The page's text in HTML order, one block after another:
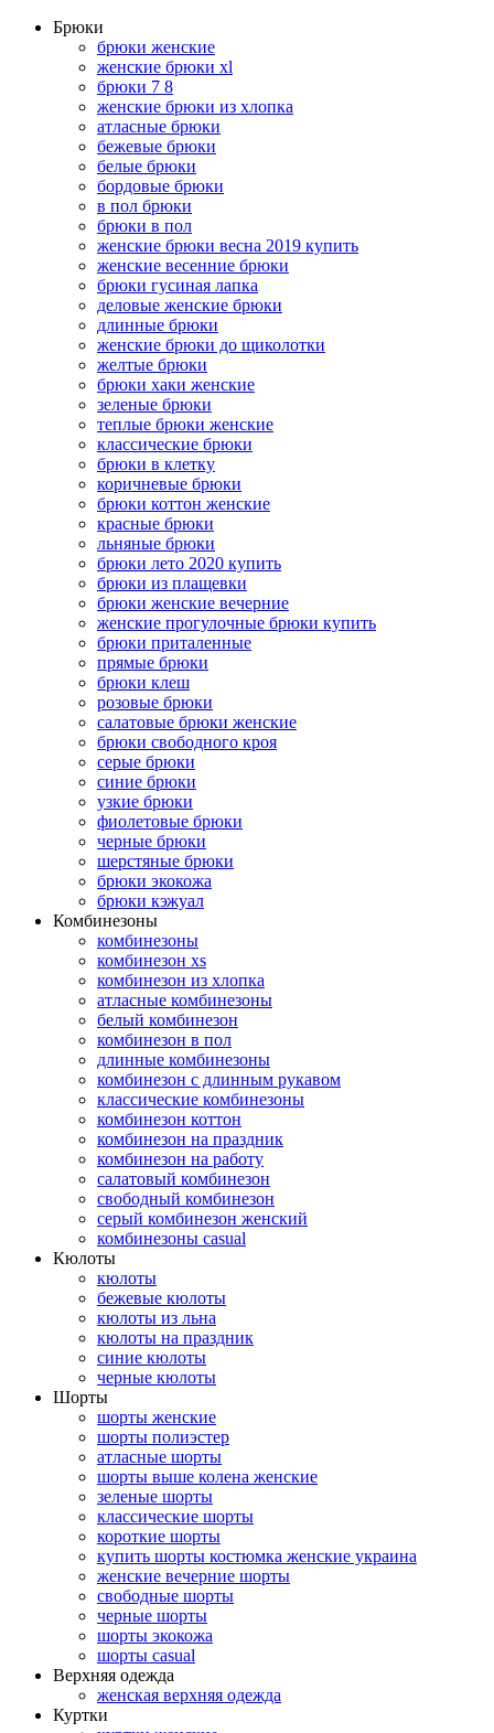
Брюки
брюки женские
женские брюки xl
брюки 7 8
женские брюки из хлопка
атласные брюки
бежевые брюки
белые брюки
бордовые брюки
в пол брюки
брюки в пол
женские брюки весна 2019 купить
женские весенние брюки
брюки гусиная лапка
деловые женские брюки
длинные брюки
женские брюки до щиколотки
желтые брюки
брюки хаки женские
зеленые брюки
теплые брюки женские
классические брюки
брюки в клетку
коричневые брюки
брюки коттон женские
красные брюки
льняные брюки
брюки лето 2020 купить
брюки из плащевки
брюки женские вечерние
женские прогулочные брюки купить
брюки приталенные
прямые брюки
брюки клеш
розовые брюки
салатовые брюки женские
брюки свободного кроя
серые брюки
синие брюки
узкие брюки
фиолетовые брюки
черные брюки
шерстяные брюки
брюки экокожа
брюки кэжуал
Комбинезоны
комбинезоны
комбинезон xs
комбинезон из хлопка
атласные комбинезоны
белый комбинезон
комбинезон в пол
длинные комбинезоны
комбинезон с длинным рукавом
классические комбинезоны
комбинезон коттон
комбинезон на праздник
комбинезон на работу
салатовый комбинезон
свободный комбинезон
серый комбинезон женский
комбинезоны casual
Кюлоты
кюлоты
бежевые кюлоты
кюлоты из льна
кюлоты на праздник
синие кюлоты
черные кюлоты
Шорты
шорты женские
шорты полиэстер
атласные шорты
шорты выше колена женские
зеленые шорты
классические шорты
короткие шорты
купить шорты костюмка женские украина
женские вечерние шорты
свободные шорты
черные шорты
шорты экокожа
шорты casual
Верхняя одежда
женская верхняя одежда
Куртки